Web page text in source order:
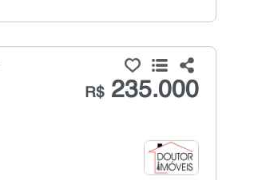
R$235.000